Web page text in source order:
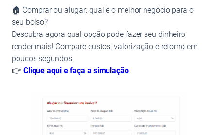
🏠 Comprar ou alugar: qual é o melhor negócio para o
seu bolso?
Descubra agora qual opção pode fazer seu dinheiro
render mais! Compare custos, valorização e retorno em
poucos segundos.
👉 Clique aqui e faça a simulação